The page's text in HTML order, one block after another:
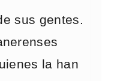
sus gentes.
la han